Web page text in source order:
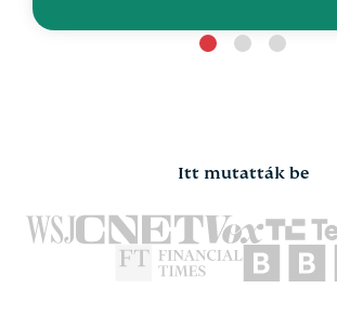
Itt mutatták be